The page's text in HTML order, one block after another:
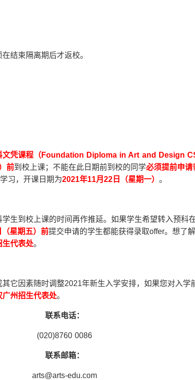
结束隔离期后才返校。
文凭课程（ Foundation Diploma in Art and Design
前到校上课；不能在此日期前到校的同学必须提前申请
学习，开课日期为2021年11月22 日 （星期一）。
生到校上课的时间再作推延。如果学生希望转入预科
（星期五）前提交申请的学生都能获得录取offer。想了
生代表处。
它因素随时调整2021年新生入学安排，如果您对入学
州招生代表处。
联系电话：
(020)8760 0086
联系邮箱：
arts@arts-edu.com